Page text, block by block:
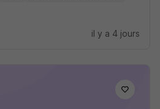
il y a 4 jours